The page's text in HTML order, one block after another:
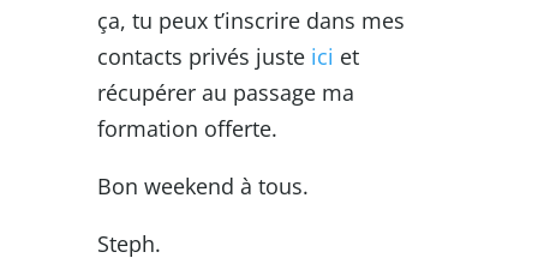
ça, tu peux t’inscrire dans mes
contacts privés juste ici et
récupérer au passage ma
formation offerte.
Bon weekend à tous.
Steph.